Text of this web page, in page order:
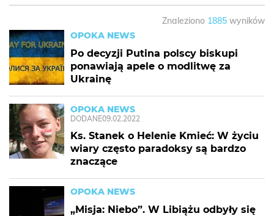
Znaleziono 1885 wyników
OPOKA NEWS
Po decyzji Putina polscy biskupi
ponawiają apele o modlitwę za
Ukrainę
OPOKA NEWS
DODANE09.02.2022
Ks. Stanek o Helenie Kmieć: W życiu
wiary często paradoksy są bardzo
znaczące
OPOKA NEWS
„Misja: Niebo”. W Libiążu odbyły się